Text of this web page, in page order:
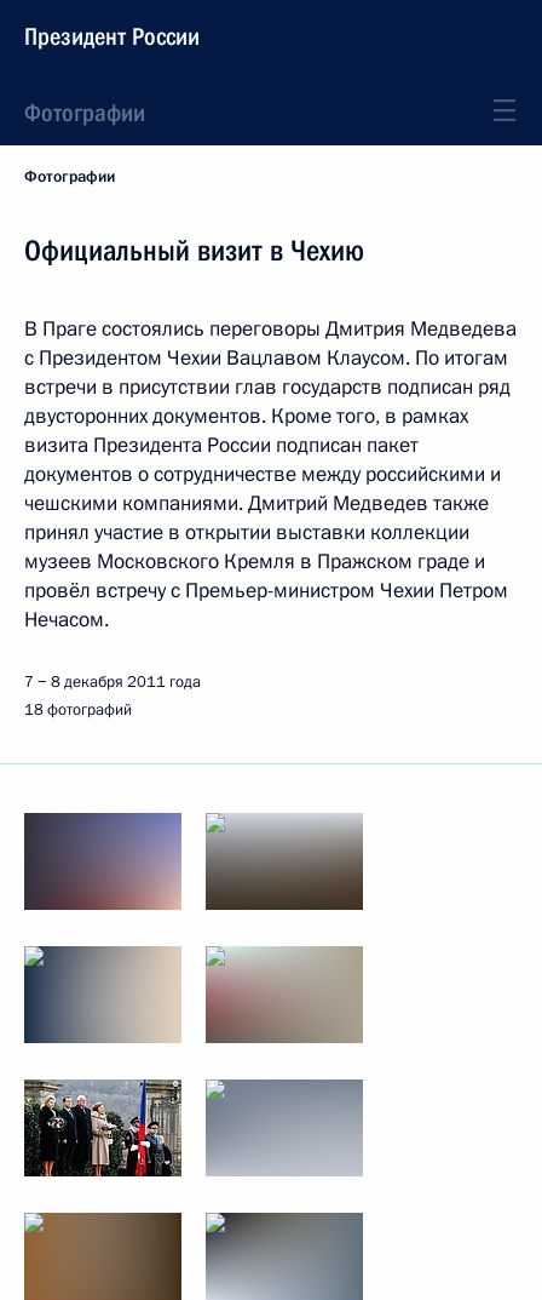
Президент России
Фотографии
Фотографии
Официальный визит в Чехию
В Праге состоялись переговоры Дмитрия Медведева
с Президентом Чехии Вацлавом Клаусом. По итогам
встречи в присутствии глав государств подписан ряд
двусторонних документов. Кроме того, в рамках
визита Президента России подписан пакет
документов о сотрудничестве между российскими и
чешскими компаниями. Дмитрий Медведев также
принял участие в открытии выставки коллекции
музеев Московского Кремля в Пражском граде и
провёл встречу с Премьер-министром Чехии Петром
Нечасом.
7 − 8 декабря 2011 года
18 фотографий